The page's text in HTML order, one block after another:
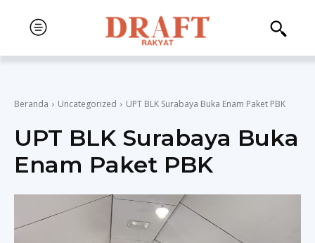
Beranda Uncategorized UPT BLK Surabaya Buka Enam Paket PBK
UPT BLK Surabaya Buka
Enam Paket PBK